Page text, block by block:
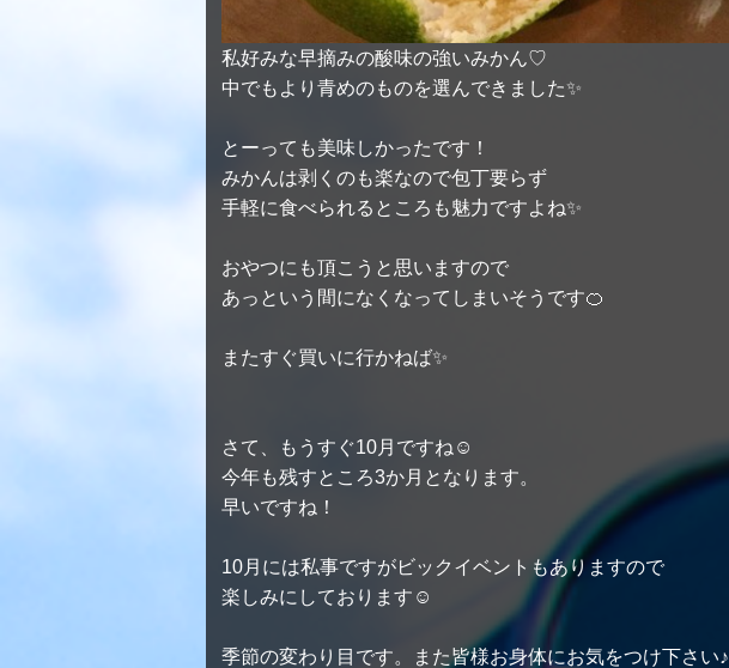
私好みな早摘みの酸味の強いみかん♡
中でもより青めのものを選んできました✨
とーっても美味しかったです！
みかんは剥くのも楽なので包丁要らず
手軽に食べられるところも魅力ですよね✨
おやつにも頂こうと思いますので
あっという間になくなってしまいそうです🍊
またすぐ買いに行かねば✨
さて、もうすぐ10月ですね☺
今年も残すところ3か月となります。
早いですね！
10月には私事ですがビックイベントもありますので
楽しみにしております☺
季節の変わり目です。また皆様お身体にお気をつけ下さい♪